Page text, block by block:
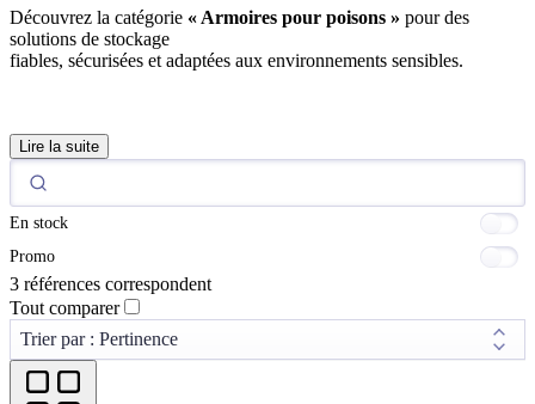
Découvrez la catégorie « Armoires pour poisons » pour des
solutions de stockage
fiables, sécurisées et adaptées aux environnements sensibles.
Lire la suite
En stock
Promo
3 références correspondent
Tout comparer